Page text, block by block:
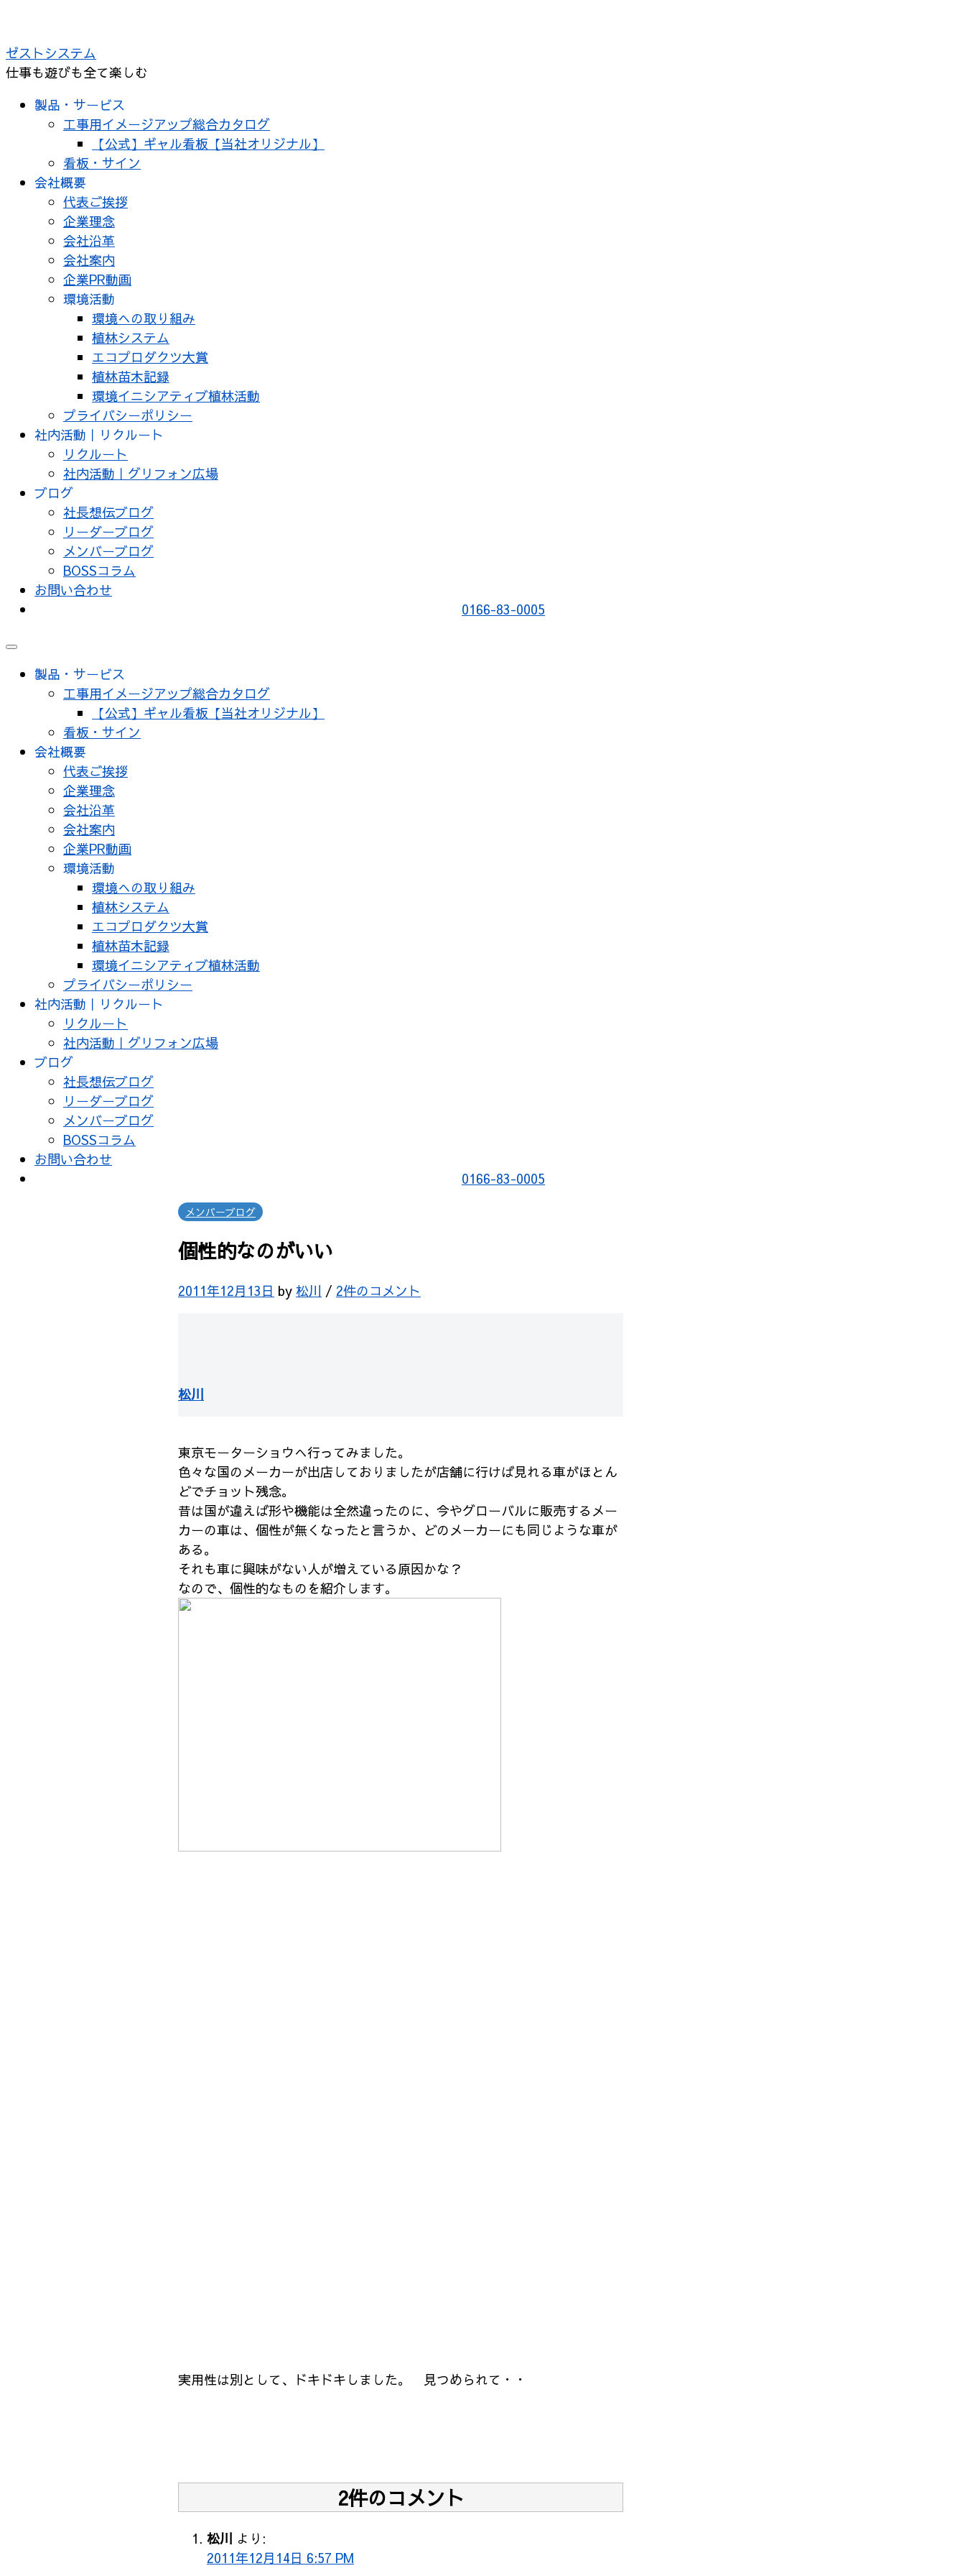
ゼストシステム
仕事も遊びも全て楽しむ
製品・サービス
工事用イメージアップ総合カタログ
【公式】ギャル看板【当社オリジナル】
看板・サイン
会社概要
代表ご挨拶
企業理念
会社沿革
会社案内
企業PR動画
環境活動
環境への取り組み
植林システム
エコプロダクツ大賞
植林苗木記録
環境イニシアティブ植林活動
プライバシーポリシー
社内活動｜リクルート
リクルート
社内活動｜グリフォン広場
ブログ
社長想伝ブログ
リーダーブログ
メンバーブログ
BOSSコラム
お問い合わせ
0166-83-0005
製品・サービス
工事用イメージアップ総合カタログ
【公式】ギャル看板【当社オリジナル】
看板・サイン
会社概要
代表ご挨拶
企業理念
会社沿革
会社案内
企業PR動画
環境活動
環境への取り組み
植林システム
エコプロダクツ大賞
植林苗木記録
環境イニシアティブ植林活動
プライバシーポリシー
社内活動｜リクルート
リクルート
社内活動｜グリフォン広場
ブログ
社長想伝ブログ
リーダーブログ
メンバーブログ
BOSSコラム
お問い合わせ
0166-83-0005
メンバーブログ
個性的なのがいい
2011年12月13日 by 松川 / 2件のコメント
松川
東京モーターショウへ行ってみました。
色々な国のメーカーが出店しておりましたが店舗に行けば見れる車がほとん
どでチョット残念。
昔は国が違えば形や機能は全然違ったのに、 今やグローバルに販売するメー
カーの車は、個性が無くなったと言うか、どのメーカーにも同じような車が
ある。
それも車に興味がない人が増えている原因かな？
なので、個性的なものを紹介します。
実用性は別として、ドキドキしました。 見つめられて・・
2件のコメント
松川 より:
2011年12月14日 6:57 PM